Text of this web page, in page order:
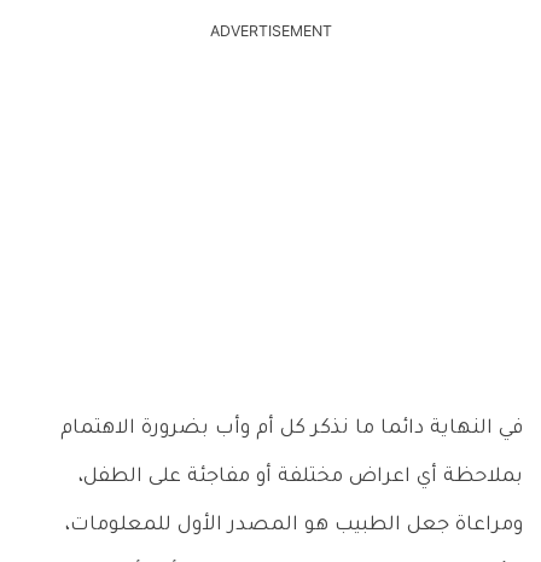
ADVERTISEMENT
في النهاية دائما ما نذكر كل أم وأب بضرورة الاهتمام
بملاحظة أي اعراض مختلفة أو مفاجئة على الطفل،
ومراعاة جعل الطبيب هو المصدر الأول للمعلومات،